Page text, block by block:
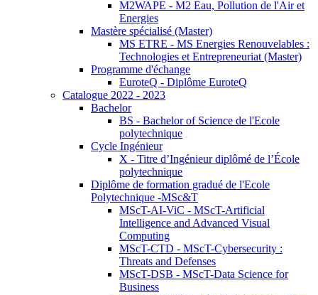
M2WAPE - M2 Eau, Pollution de l'Air et
Energies
Mastère spécialisé (Master)
MS ETRE - MS Energies Renouvelables :
Technologies et Entrepreneuriat (Master)
Programme d'échange
EuroteQ - Diplôme EuroteQ
Catalogue 2022 - 2023
Bachelor
BS - Bachelor of Science de l'Ecole
polytechnique
Cycle Ingénieur
X - Titre d’Ingénieur diplômé de l’École
polytechnique
Diplôme de formation gradué de l'Ecole
Polytechnique -MSc&T
MScT-AI-ViC - MScT-Artificial
Intelligence and Advanced Visual
Computing
MScT-CTD - MScT-Cybersecurity :
Threats and Defenses
MScT-DSB - MScT-Data Science for
Business